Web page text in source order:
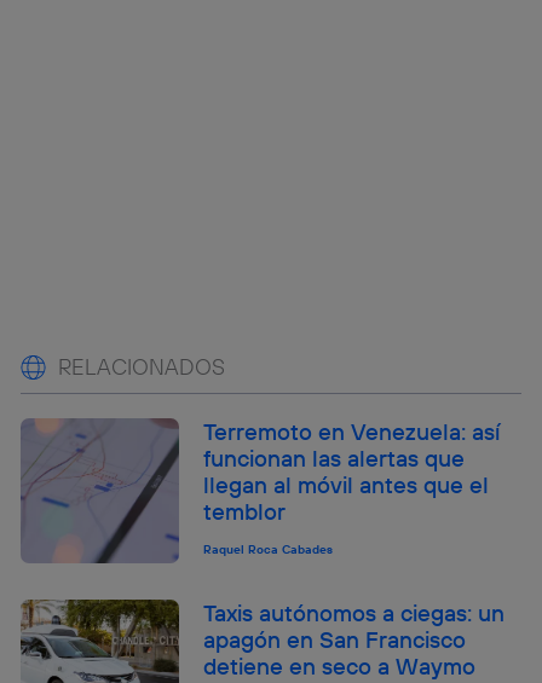
RELACIONADOS
Terremoto en Venezuela: así
funcionan las alertas que
llegan al móvil antes que el
temblor
Raquel Roca Cabades
Taxis autónomos a ciegas: un
apagón en San Francisco
detiene en seco a Waymo